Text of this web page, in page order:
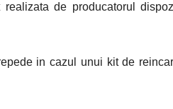
de producatorul
in cazul unui kit de